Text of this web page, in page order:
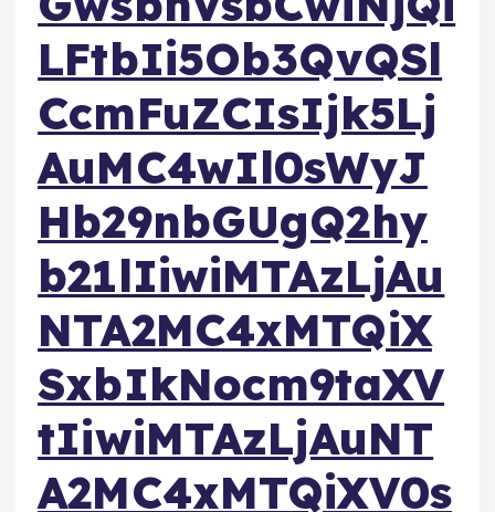
LFtbIi5Ob3QvQSl
CcmFuZCIsIjk5Lj
AuMC4wIl0sWyJ
Hb29nbGUgQ2hy
b21lIiwiMTAzLjAu
NTA2MC4xMTQiX
SxbIkNocm9taXV
tIiwiMTAzLjAuNT
A2MC4xMTQiXV0s